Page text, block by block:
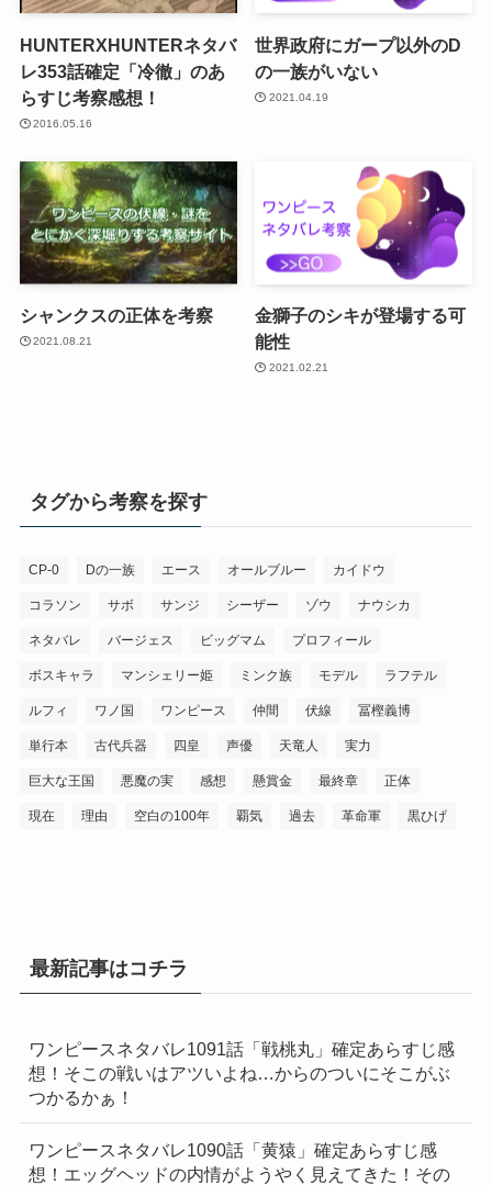
HUNTERXHUNTERネタバ
レ353話確定「冷徹」のあ
らすじ考察感想！
2016.05.16
世界政府にガープ以外のD
の一族がいない
2021.04.19
シャンクスの正体を考察
2021.08.21
金獅子のシキが登場する可
能性
2021.02.21
タグから考察を探す
CP-0 Dの一族 エース オールブルー カイドウ
コラソン サボ サンジ シーザー ゾウ ナウシカ
ネタバレ バージェス ビッグマム プロフィール
ボスキャラ マンシェリー姫 ミンク族 モデル ラフテル
ルフィ ワノ国 ワンピース 仲間 伏線 冨樫義博
単行本 古代兵器 四皇 声優 天竜人 実力
巨大な王国 悪魔の実 感想 懸賞金 最終章 正体
現在 理由 空白の100年 覇気 過去 革命軍 黒ひげ
最新記事はコチラ
ワンピースネタバレ1091話「戦桃丸」確定あらすじ感
想！そこの戦いはアツいよね…からのついにそこがぶ
つかるかぁ！
ワンピースネタバレ1090話「黄猿」確定あらすじ感
想！エッグヘッドの内情がようやく見えてきた！その